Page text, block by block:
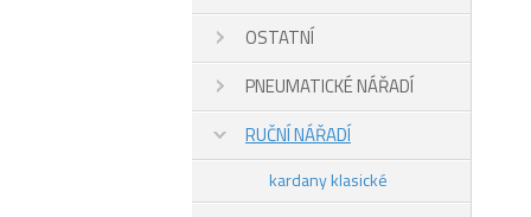
OSTATNÍ
PNEUMATICKÉ NÁŘADÍ
RUČNÍ NÁŘADÍ
kardany klasické